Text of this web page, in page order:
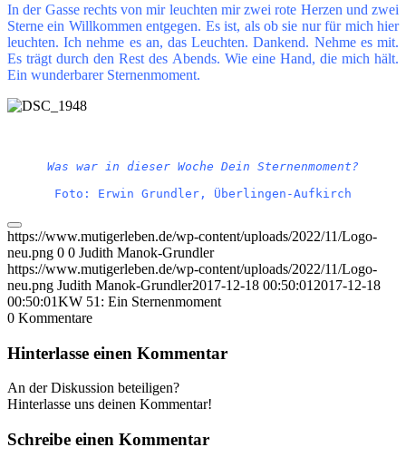
In der Gasse rechts von mir leuchten mir zwei rote Herzen und zwei
Sterne ein Willkommen entgegen. Es ist, als ob sie nur für mich hier
leuchten. Ich nehme es an, das Leuchten. Dankend. Nehme es mit.
Es trägt durch den Rest des Abends. Wie eine Hand, die mich hält.
Ein wunderbarer Sternenmoment.
Was war in dieser Woche Dein Sternenmoment?
Foto: Erwin Grundler, Überlingen-Aufkirch
https://www.mutigerleben.de/wp-content/uploads/2022/11/Logo-
neu.png 0 0 Judith Manok-Grundler
https://www.mutigerleben.de/wp-content/uploads/2022/11/Logo-
neu.png Judith Manok-Grundler2017-12-18 00:50:01 2017-12-18
00:50:01KW 51: Ein Sternenmoment
0 Kommentare
Hinterlasse einen Kommentar
An der Diskussion beteiligen?
Hinterlasse uns deinen Kommentar!
Schreibe einen Kommentar